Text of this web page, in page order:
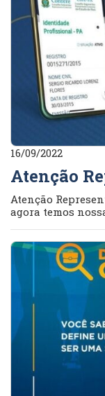
16/09/2022
Atenção
Atenção
agora temos